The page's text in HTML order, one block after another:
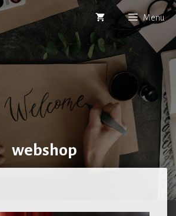
Menu
webshop